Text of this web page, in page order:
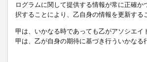
ログラムに関して提供する情報が常に正確
択することにより、乙自身の情報を更新する
甲は、いかなる時であっても乙がアソシエ
甲は、乙が自身の期待に基づき行ういかな